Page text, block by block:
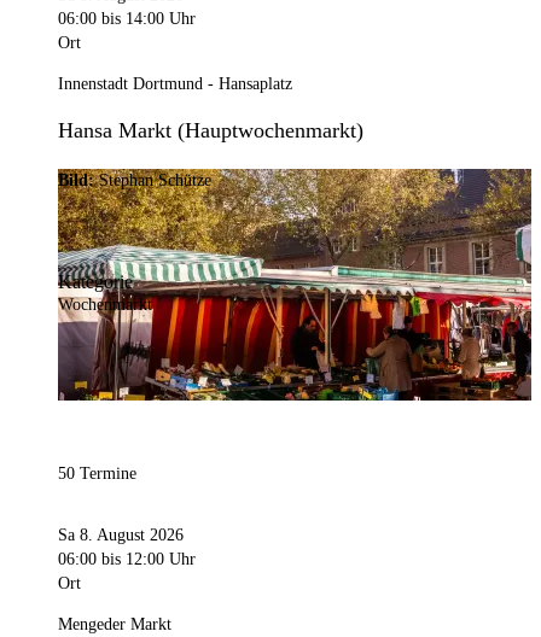
06:00 bis 14:00 Uhr
Ort
Innenstadt Dortmund - Hansaplatz
Hansa Markt (Hauptwochenmarkt)
Bild:Stephan Schütze
Kategorie
Wochenmarkt
50 Termine
Sa 8. August 2026
06:00 bis 12:00 Uhr
Ort
Mengeder Markt